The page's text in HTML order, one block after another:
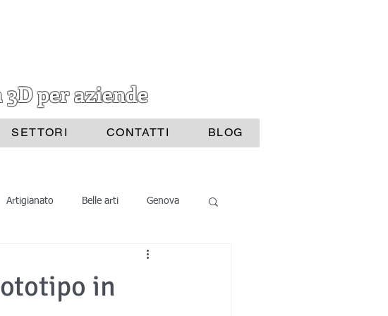
per aziende
SETTORI CONTATTI BLOG
Artigianato Belle arti Genova
in